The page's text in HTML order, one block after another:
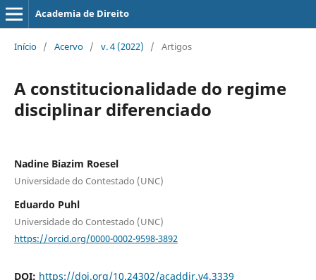
Academia de Direito
Início / Acervo / v. 4 (2022) / Artigos
A constitucionalidade do regime
disciplinar diferenciado
Nadine Biazim Roesel
Universidade do Contestado (UNC)
Eduardo Puhl
Universidade do Contestado (UNC)
https://orcid.org/0000-0002-9598-3892
DOI: https://doi.org/10.24302/acaddir.v4.3339